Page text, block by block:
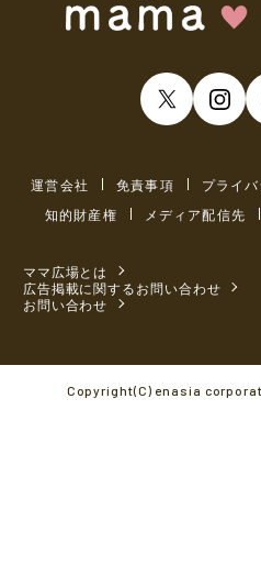
運営会社 免責事項 プライ
知的財産権
メディア配信先
ママ広場とは
広告掲載に関するお問い合わせ
お問い合わせ
Copyright(C) enasia